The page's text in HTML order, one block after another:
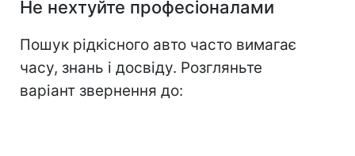
Не нехтуйте професіоналами
Пошук рідкісного авто часто вимагає
часу, знань і досвіду. Розгляньте
варіант звернення до: